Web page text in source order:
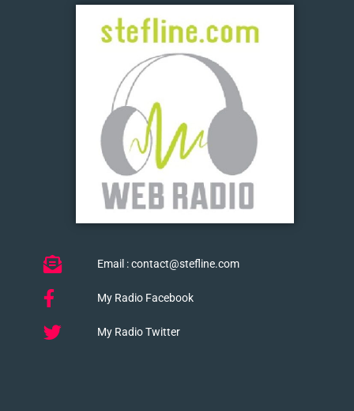
Email : contact@stefline.com
My Radio Facebook
My Radio Twitter